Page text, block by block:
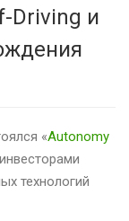
Driving и
«Autonomy
технологий